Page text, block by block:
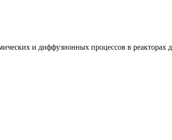
и диффузионных процессов в